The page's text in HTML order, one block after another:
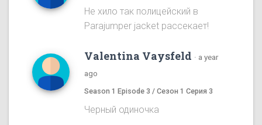
Не хило так полицейский в
Parajumper jacket рассекает!
Valentina Vaysfeld · a year
ago
Season 1 Episode 3 / Сезон 1 Серия 3
Черный одиночка